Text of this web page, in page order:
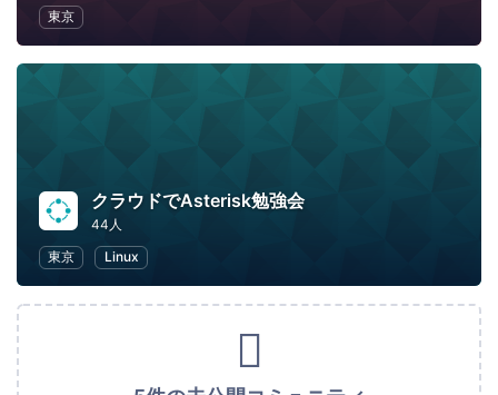
東京
クラウドでAsterisk勉強会
44人
東京
Linux